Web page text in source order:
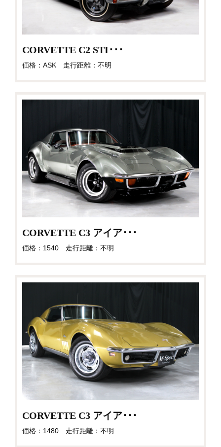
CORVETTE C2 STI･･･
価格：ASK 走行距離：不明
CORVETTE C3 アイア･･･
価格：1540 走行距離：不明
CORVETTE C3 アイア･･･
価格：1480 走行距離：不明